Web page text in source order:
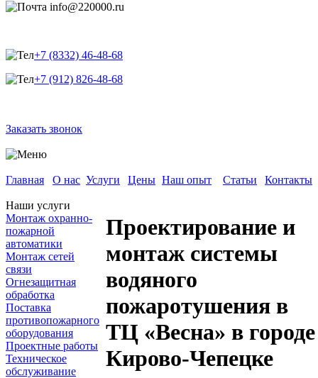
info@220000.ru
+7 (8332) 46-48-68
+7 (912) 826-48-68
Заказать звонок
Главная О нас Услуги Цены Наш опыт Статьи Контакты
Наши услуги
Монтаж охранно-
пожарной
автоматики
Монтаж сетей
связи
Огнезащитная
обработка
Поставка
противопожарного
оборудования
Проектные работы
Техническое
обслуживание
Проектирование и
монтаж системы
водяного
пожаротушения в
ТЦ «Весна» в городе
Кирово-Чепецке